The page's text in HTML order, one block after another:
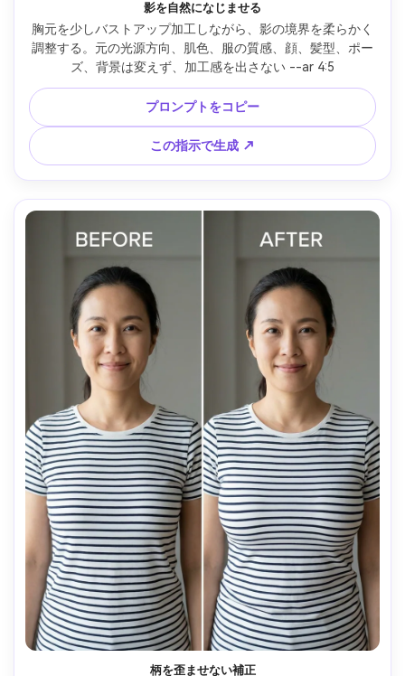
影を自然になじませる
胸元を少しバストアップ加工しながら、影の境界を柔らかく
調整する。元の光源方向、肌色、服の質感、顔、髪型、ポー
ズ、背景は変えず、加工感を出さない --ar 4:5
プロンプトをコピー
この指示で生成 ↗
柄を歪ませない補正